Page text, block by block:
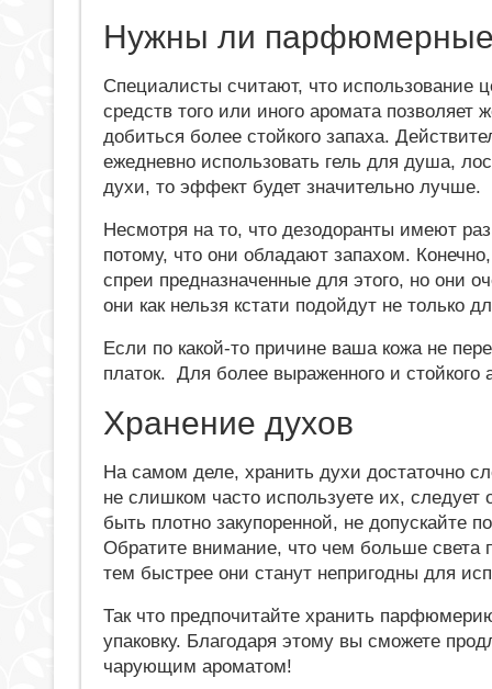
Нужны ли
Специалисты считают, что использование
средств того или иного аромата позволяет
добиться более стойкого запаха.
ежедневно использовать гель для душа,
духи, то эффект будет значительно лучше.
Несмотря на то, что дезодоранты имеют
потому, что они обладают запахом.
спреи предназначенные для этого, но они
они как нельзя кстати подойдут не только
Если по какой-то причине ваша кожа не
платок. Для более выраженного и стойкого
Хранение духов
На самом деле, хранить духи достаточно
не слишком часто используете их,
быть плотно закупоренной, не допускайте
Обратите внимание, что чем больше света
тем быстрее они станут непригодны для
Так что предпочитайте хранить
упаковку. Благодаря этому вы сможете
чарующим ароматом!